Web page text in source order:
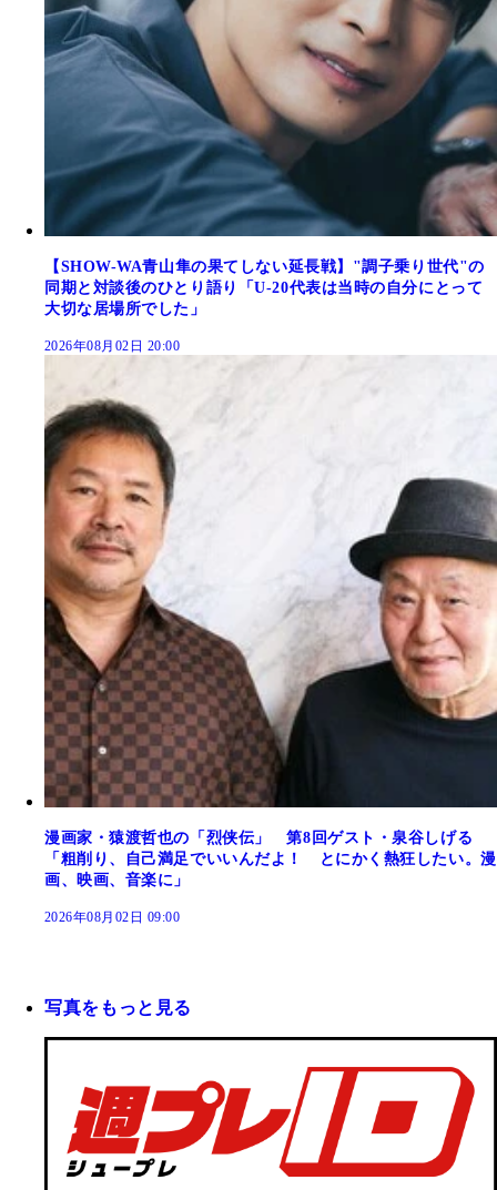
【SHOW-WA青山隼の果てしない延長戦】"調子乗り世代"の
同期と対談後のひとり語り「U-20代表は当時の自分にとって
大切な居場所でした」
2026年08月02日 20:00
漫画家・猿渡哲也の「烈侠伝」 第8回ゲスト・泉谷しげる
「粗削り、自己満足でいいんだよ！ とにかく熱狂したい。漫
画、映画、音楽に」
2026年08月02日 09:00
写真をもっと見る